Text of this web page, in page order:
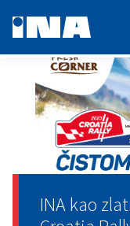
INA kao